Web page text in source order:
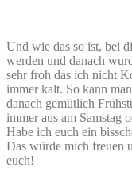
Und wie das so ist, bei
werden und danach
sehr froh das ich nicht
immer kalt. So kann
danach gemütlich
immer aus am Samstag
Habe ich euch ein
Das würde mich freuen
euch!